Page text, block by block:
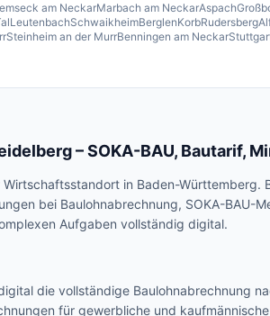
am NeckarMarbach am NeckarAspach
LeutenbachSchwaikheimBerglenKorbRudersberg
Steinheim an der MurrBenningen am Neckar
– SOKA-BAU, Bautarif,
in Baden-Württemberg.
bei Baulohnabrechnung, SOKA-BAU-
Aufgaben vollständig digital.
die vollständige Baulohnabrechnung
für gewerbliche und